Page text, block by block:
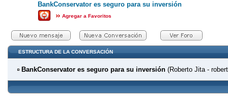
BankConservator es seguro para su inversión
Agregar a Favoritos
ESTRUCTURA DE LA CONVERSACIÓN
BankConservator es seguro para su inversión(Roberto Jita -